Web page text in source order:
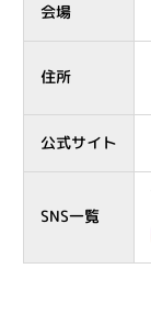
会場
住所
公式サイト
SNS一覧